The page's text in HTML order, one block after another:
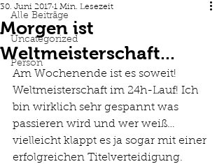
Alle Beiträge
Uncategorized
Person
Morgen ist
Weltmeisterschaft...
30. Juni 2017 1 Min. Lesezeit
Am Wochenende ist es soweit!
Weltmeisterschaft im 24h-Lauf! Ich
bin wirklich sehr gespannt was
passieren wird und wer weiß…
vielleicht klappt es ja sogar mit einer
erfolgreichen Titelverteidigung.